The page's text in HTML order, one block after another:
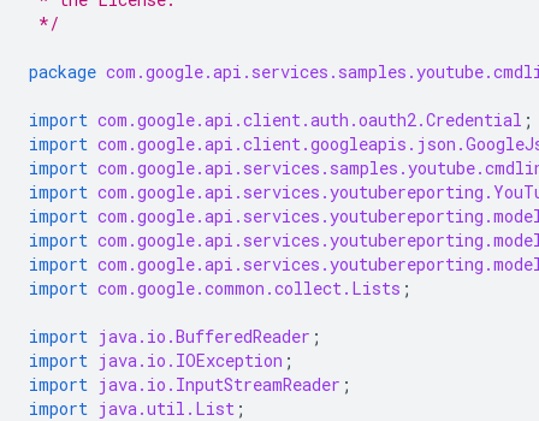
*/
package
import com.google.api.client.auth.oauth2.Credential ;
import
import
import
import
import
import
import com.google.common.collect.Lists ;
import java.io.BufferedReader ;
import java.io.IOException ;
import java.io.InputStreamReader ;
import java.util.List ;